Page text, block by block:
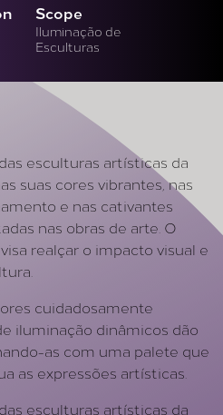
Scope
Iluminação de
Esculturas
esculturas artísticas da
suas cores vibrantes, nas
e nas cativantes
nas obras de arte. O
realçar o impacto visual e
cuidadosamente
iluminação dinâmicos dão
as com uma palete que
as expressões artísticas.
esculturas artísticas da